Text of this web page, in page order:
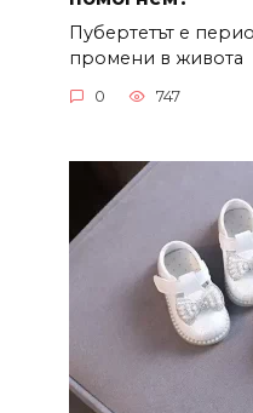
Пубертетът е
промени в живота
0 747